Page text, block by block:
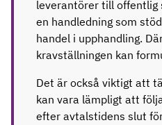
leverantörer till offentlig
en handledning som
handel i upphandling.
kravställningen kan
Det är också viktigt att
kan vara lämpligt att
efter avtalstidens slut